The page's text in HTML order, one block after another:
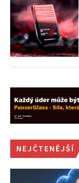
NEJČTENĚJŠÍ